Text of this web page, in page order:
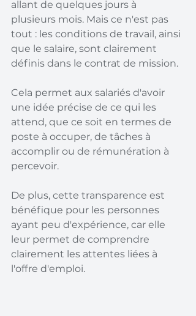
allant de quelques jours à
plusieurs mois. Mais ce n'est pas
tout : les conditions de travail, ainsi
que le salaire, sont clairement
définis dans le contrat de mission.
Cela permet aux salariés d'avoir
une idée précise de ce qui les
attend, que ce soit en termes de
poste à occuper, de tâches à
accomplir ou de rémunération à
percevoir.
De plus, cette transparence est
bénéfique pour les personnes
ayant peu d'expérience, car elle
leur permet de comprendre
clairement les attentes liées à
l'offre d'emploi.